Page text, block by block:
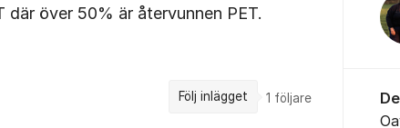
över 50% är återvunnen PET.
Följ inlägget 1 följare